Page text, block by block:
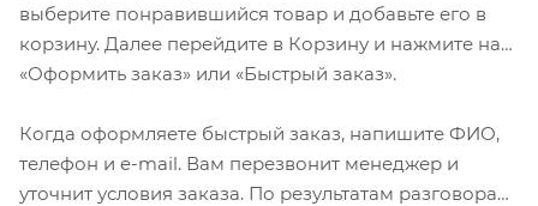
выберите понравившийся товар и добавьте его в
корзину. Далее перейдите в Корзину и нажмите на
«Оформить заказ» или «Быстрый заказ».
Когда оформляете быстрый заказ, напишите ФИО,
телефон и e-mail. Вам перезвонит менеджер и
уточнит условия заказа. По результатам разговора